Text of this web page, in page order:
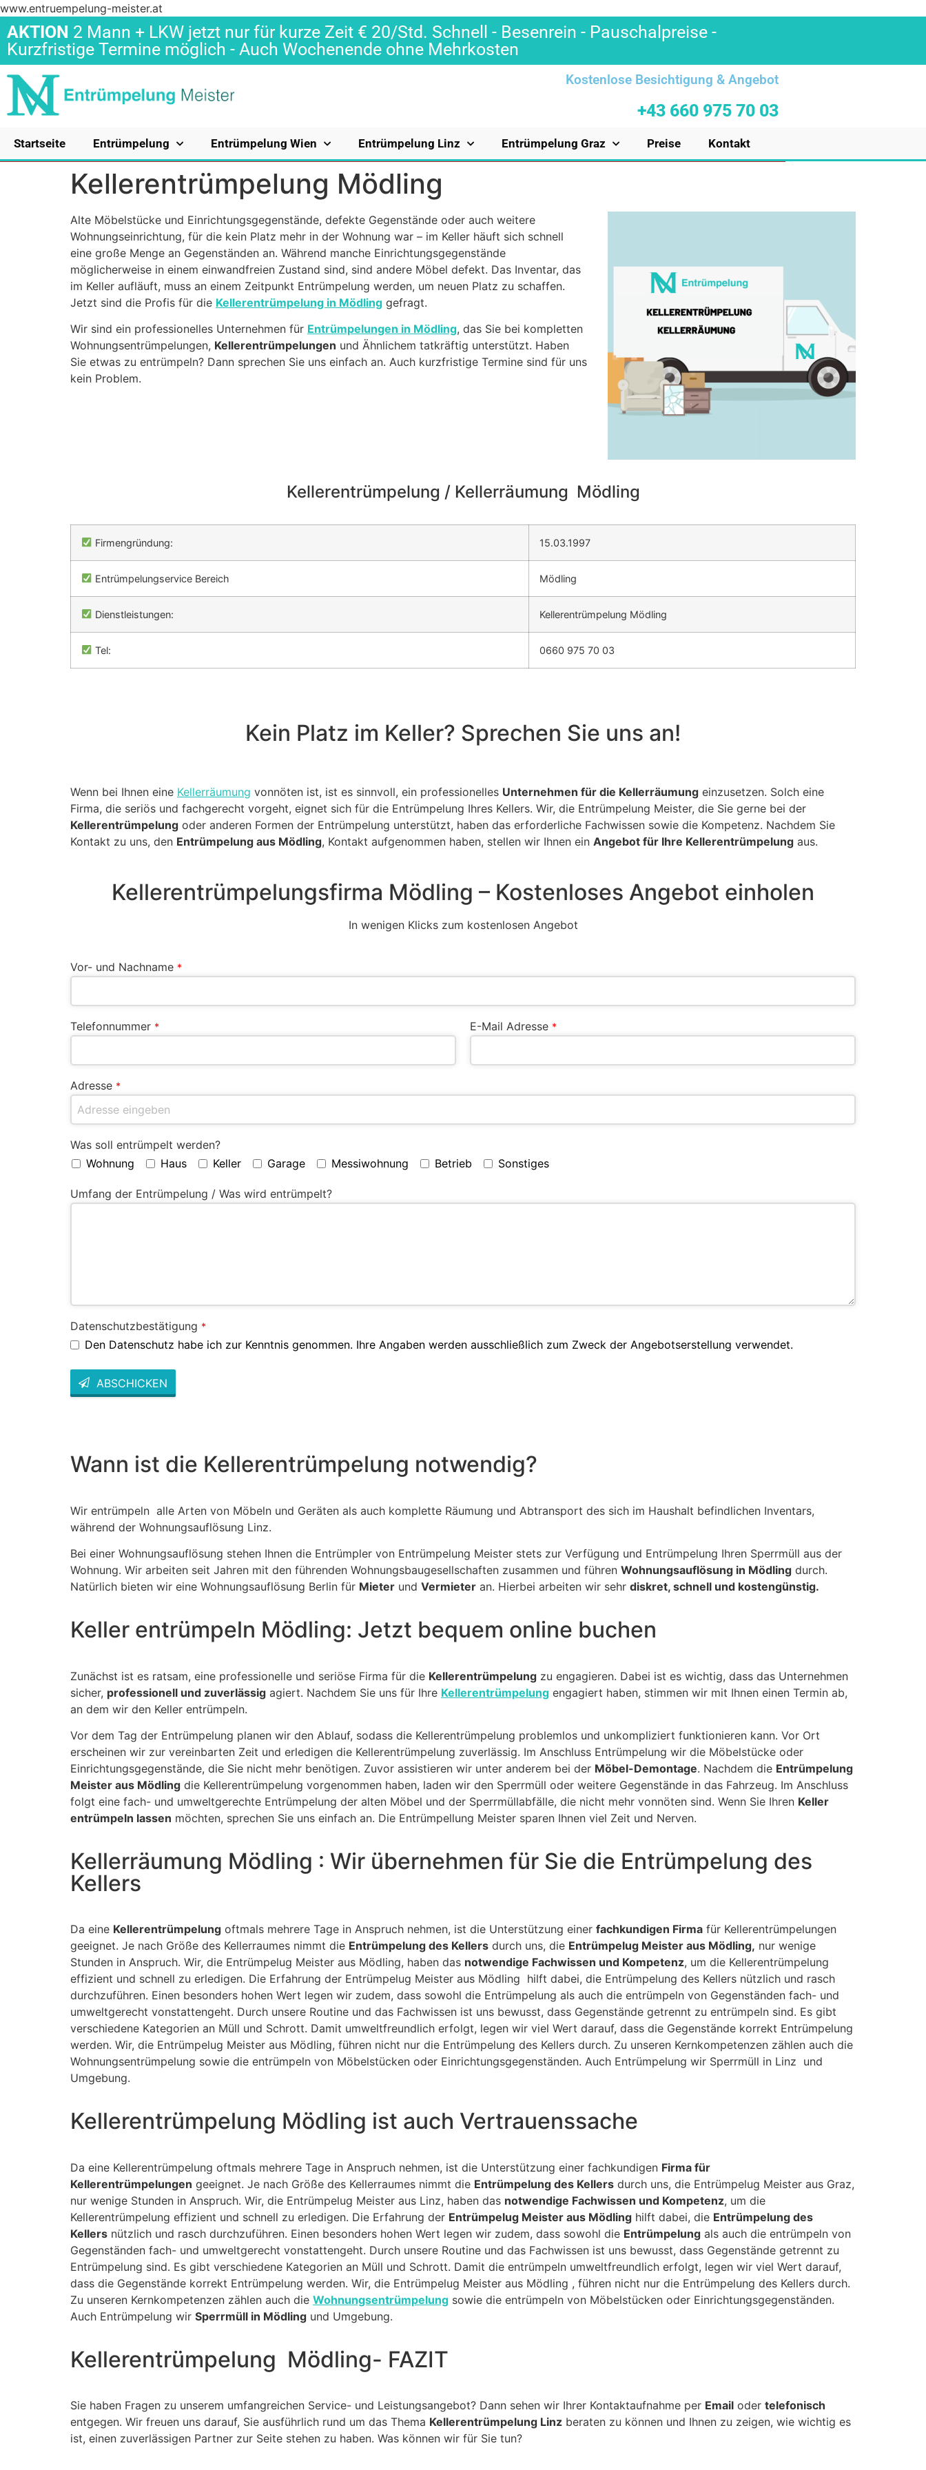
www.entruempelung-meister.at
AKTION 2 Mann + LKW jetzt nur für kurze Zeit € 20/Std. Schnell - Besenrein - Pauschalpreise -
Kurzfristige Termine möglich - Auch Wochenende ohne Mehrkosten
Kostenlose Besichtigung & Angebot
+43 660 975 70 03
Startseite Entrümpelung Entrümpelung Wien Entrümpelung Linz Entrümpelung Graz Preise Kontakt
Kellerentrümpelung Mödling
Alte Möbelstücke und Einrichtungsgegenstände, defekte Gegenstände oder auch weitere
Wohnungseinrichtung, für die kein Platz mehr in der Wohnung war – im Keller häuft sich schnell
eine große Menge an Gegenständen an. Während manche Einrichtungsgegenstände
möglicherweise in einem einwandfreien Zustand sind, sind andere Möbel defekt. Das Inventar, das
im Keller aufläuft, muss an einem Zeitpunkt Entrümpelung werden, um neuen Platz zu schaffen.
Jetzt sind die Profis für die Kellerentrümpelung in Mödling gefragt.
Wir sind ein professionelles Unternehmen für Entrümpelungen in Mödling, das Sie bei kompletten
Wohnungsentrümpelungen, Kellerentrümpelungen und Ähnlichem tatkräftig unterstützt. Haben
Sie etwas zu entrümpeln? Dann sprechen Sie uns einfach an. Auch kurzfristige Termine sind für uns
kein Problem.
Kellerentrümpelung / Kellerräumung Mödling
Firmengründung: 15.03.1997
Entrümpelungservice Bereich Mödling
Dienstleistungen: Kellerentrümpelung Mödling
Tel: 0660 975 70 03
Kein Platz im Keller? Sprechen Sie uns an!
Wenn bei Ihnen eine Kellerräumung vonnöten ist, ist es sinnvoll, ein professionelles Unternehmen für die Kellerräumung einzusetzen. Solch eine
Firma, die seriös und fachgerecht vorgeht, eignet sich für die Entrümpelung Ihres Kellers. Wir, die Entrümpelung Meister, die Sie gerne bei der
Kellerentrümpelung oder anderen Formen der Entrümpelung unterstützt, haben das erforderliche Fachwissen sowie die Kompetenz. Nachdem Sie
Kontakt zu uns, den Entrümpelung aus Mödling, Kontakt aufgenommen haben, stellen wir Ihnen ein Angebot für Ihre Kellerentrümpelung aus.
Kellerentrümpelungsfirma Mödling – Kostenloses Angebot einholen
In wenigen Klicks zum kostenlosen Angebot
Vor- und Nachname *
Telefonnummer * E-Mail Adresse *
Adresse *
Was soll entrümpelt werden?
Wohnung
Haus Keller Garage Messiwohnung Betrieb Sonstiges
Umfang der Entrümpelung / Was wird entrümpelt?
Datenschutzbestätigung *
Den Datenschutz habe ich zur Kenntnis genommen. Ihre Angaben werden ausschließlich zum Zweck der Angebotserstellung verwendet.
ABSCHICKEN
blank
Wann ist die Kellerentrümpelung notwendig?
Wir entrümpeln alle Arten von Möbeln und Geräten als auch komplette Räumung und Abtransport des sich im Haushalt befindlichen Inventars,
während der Wohnungsauflösung Linz.
Bei einer Wohnungsauflösung stehen Ihnen die Entrümpler von Entrümpelung Meister stets zur Verfügung und Entrümpelung Ihren Sperrmüll aus der
Wohnung. Wir arbeiten seit Jahren mit den führenden Wohnungsbaugesellschaften zusammen und führen Wohnungsauflösung in Mödling durch.
Natürlich bieten wir eine Wohnungsauflösung Berlin für Mieter und Vermieter an. Hierbei arbeiten wir sehr diskret, schnell und kostengünstig.
Keller entrümpeln Mödling: Jetzt bequem online buchen
Zunächst ist es ratsam, eine professionelle und seriöse Firma für die Kellerentrümpelung zu engagieren. Dabei ist es wichtig, dass das Unternehmen
sicher, professionell und zuverlässig agiert. Nachdem Sie uns für Ihre Kellerentrümpelung engagiert haben, stimmen wir mit Ihnen einen Termin ab,
an dem wir den Keller entrümpeln.
Vor dem Tag der Entrümpelung planen wir den Ablauf, sodass die Kellerentrümpelung problemlos und unkompliziert funktionieren kann. Vor Ort
erscheinen wir zur vereinbarten Zeit und erledigen die Kellerentrümpelung zuverlässig. Im Anschluss Entrümpelung wir die Möbelstücke oder
Einrichtungsgegenstände, die Sie nicht mehr benötigen. Zuvor assistieren wir unter anderem bei der Möbel-Demontage. Nachdem die Entrümpelung
Meister aus Mödling die Kellerentrümpelung vorgenommen haben, laden wir den Sperrmüll oder weitere Gegenstände in das Fahrzeug. Im Anschluss
folgt eine fach- und umweltgerechte Entrümpelung der alten Möbel und der Sperrmüllabfälle, die nicht mehr vonnöten sind. Wenn Sie Ihren Keller
entrümpeln lassen möchten, sprechen Sie uns einfach an. Die Entrümpellung Meister sparen Ihnen viel Zeit und Nerven.
Kellerräumung Mödling : Wir übernehmen für Sie die Entrümpelung des
Kellers
Da eine Kellerentrümpelung oftmals mehrere Tage in Anspruch nehmen, ist die Unterstützung einer fachkundigen Firma für Kellerentrümpelungen
geeignet. Je nach Größe des Kellerraumes nimmt die Entrümpelung des Kellers durch uns, die Entrümpelug Meister aus Mödling, nur wenige
Stunden in Anspruch. Wir, die Entrümpelug Meister aus Mödling, haben das notwendige Fachwissen und Kompetenz, um die Kellerentrümpelung
effizient und schnell zu erledigen. Die Erfahrung der Entrümpelug Meister aus Mödling hilft dabei, die Entrümpelung des Kellers nützlich und rasch
durchzuführen. Einen besonders hohen Wert legen wir zudem, dass sowohl die Entrümpelung als auch die entrümpeln von Gegenständen fach- und
umweltgerecht vonstattengeht. Durch unsere Routine und das Fachwissen ist uns bewusst, dass Gegenstände getrennt zu entrümpeln sind. Es gibt
verschiedene Kategorien an Müll und Schrott. Damit umweltfreundlich erfolgt, legen wir viel Wert darauf, dass die Gegenstände korrekt Entrümpelung
werden. Wir, die Entrümpelug Meister aus Mödling, führen nicht nur die Entrümpelung des Kellers durch. Zu unseren Kernkompetenzen zählen auch die
Wohnungsentrümpelung sowie die entrümpeln von Möbelstücken oder Einrichtungsgegenständen. Auch Entrümpelung wir Sperrmüll in Linz und
Umgebung.
Kellerentrümpelung Mödling ist auch Vertrauenssache
Da eine Kellerentrümpelung oftmals mehrere Tage in Anspruch nehmen, ist die Unterstützung einer fachkundigen Firma für
Kellerentrümpelungen geeignet. Je nach Größe des Kellerraumes nimmt die Entrümpelung des Kellers durch uns, die Entrümpelug Meister aus Graz,
nur wenige Stunden in Anspruch. Wir, die Entrümpelug Meister aus Linz, haben das notwendige Fachwissen und Kompetenz, um die
Kellerentrümpelung effizient und schnell zu erledigen. Die Erfahrung der Entrümpelug Meister aus Mödling hilft dabei, die Entrümpelung des
Kellers nützlich und rasch durchzuführen. Einen besonders hohen Wert legen wir zudem, dass sowohl die Entrümpelung als auch die entrümpeln von
Gegenständen fach- und umweltgerecht vonstattengeht. Durch unsere Routine und das Fachwissen ist uns bewusst, dass Gegenstände getrennt zu
Entrümpelung sind. Es gibt verschiedene Kategorien an Müll und Schrott. Damit die entrümpeln umweltfreundlich erfolgt, legen wir viel Wert darauf,
dass die Gegenstände korrekt Entrümpelung werden. Wir, die Entrümpelug Meister aus Mödling , führen nicht nur die Entrümpelung des Kellers durch.
Zu unseren Kernkompetenzen zählen auch die Wohnungsentrümpelung sowie die entrümpeln von Möbelstücken oder Einrichtungsgegenständen.
Auch Entrümpelung wir Sperrmüll in Mödling und Umgebung.
Kellerentrümpelung Mödling- FAZIT
Sie haben Fragen zu unserem umfangreichen Service- und Leistungsangebot? Dann sehen wir Ihrer Kontaktaufnahme per Email oder telefonisch
entgegen. Wir freuen uns darauf, Sie ausführlich rund um das Thema Kellerentrümpelung Linz beraten zu können und Ihnen zu zeigen, wie wichtig es
ist, einen zuverlässigen Partner zur Seite stehen zu haben. Was können wir für Sie tun?